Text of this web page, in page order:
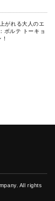
がれる大人のエ
ボルテ トーキョ
All rights